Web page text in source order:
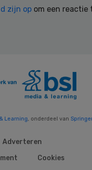
zijn op om een reactie
Learning, onderdeel van
Adverteren
Cookies